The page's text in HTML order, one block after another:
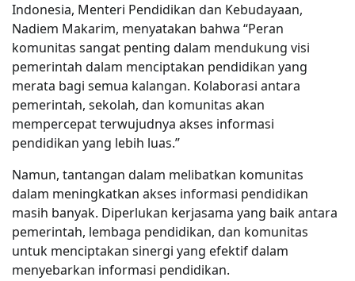
Indonesia, Menteri Pendidikan dan Kebudayaan,
Nadiem Makarim, menyatakan bahwa “Peran
komunitas sangat penting dalam mendukung visi
pemerintah dalam menciptakan pendidikan yang
merata bagi semua kalangan. Kolaborasi antara
pemerintah, sekolah, dan komunitas akan
mempercepat terwujudnya akses informasi
pendidikan yang lebih luas.”
Namun, tantangan dalam melibatkan komunitas
dalam meningkatkan akses informasi pendidikan
masih banyak. Diperlukan kerjasama yang baik antara
pemerintah, lembaga pendidikan, dan komunitas
untuk menciptakan sinergi yang efektif dalam
menyebarkan informasi pendidikan.